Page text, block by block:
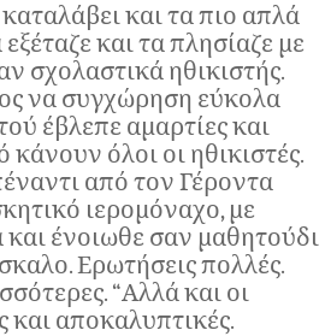
και τα πιο απλά
και τα πλησίαζε με
σχολαστικά ηθικιστής.
να συγχώρηση εύκολα
έβλεπε αμαρτίες και
όλοι οι ηθικιστές.
από τον Γέροντα
ιερομόναχο, με
και ένοιωθε σαν μαθητούδι
Ερωτήσεις πολλές.
“Αλλά και οι
και αποκαλυπτικές.